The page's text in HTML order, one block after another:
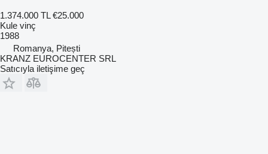
1.374.000 TL €25.000
Kule vinç
1988
Romanya, Pitești
KRANZ EUROCENTER SRL
Satıcıyla iletişime geç